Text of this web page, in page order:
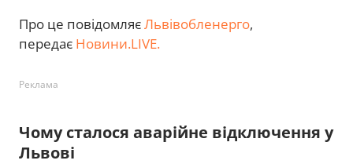
Про це повідомляєЛьвівобленерго,
передає Новини.LIVE.
Реклама
Чому сталося аварійне відключення у
Львові